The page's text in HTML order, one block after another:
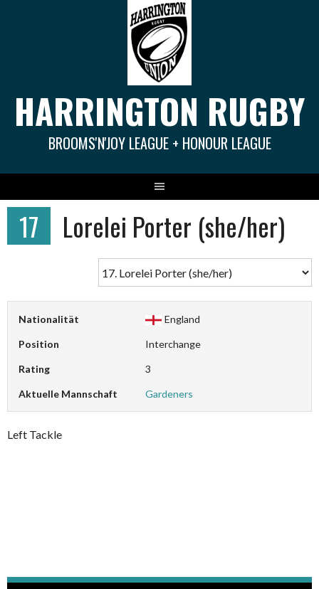
HARRINGTON RUGBY
BROOMS'N'JOY LEAGUE + HONOUR LEAGUE
17 Lorelei Porter (she/her)
Nationalität England
Position Interchange
Rating 3
Aktuelle Mannschaft Gardeners
Left Tackle